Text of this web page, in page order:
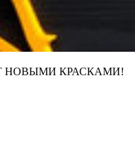
НОВЫМИ КРАСКАМИ!